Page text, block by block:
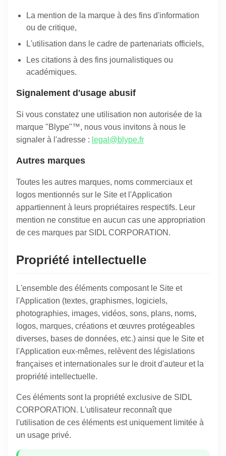
La mention de la marque à des fins d'information
ou de critique,
L'utilisation dans le cadre de partenariats officiels,
Les citations à des fins journalistiques ou
académiques.
Signalement d'usage abusif
Si vous constatez une utilisation non autorisée de la
marque "Blype"™, nous vous invitons à nous le
signaler à l'adresse : legal@blype.fr
Autres marques
Toutes les autres marques, noms commerciaux et
logos mentionnés sur le Site et l'Application
appartiennent à leurs propriétaires respectifs. Leur
mention ne constitue en aucun cas une appropriation
de ces marques par SIDL CORPORATION.
Propriété intellectuelle
L'ensemble des éléments composant le Site et
l'Application (textes, graphismes, logiciels,
photographies, images, vidéos, sons, plans, noms,
logos, marques, créations et œuvres protégeables
diverses, bases de données, etc.) ainsi que le Site et
l'Application eux-mêmes, relèvent des législations
françaises et internationales sur le droit d'auteur et la
propriété intellectuelle.
Ces éléments sont la propriété exclusive de SIDL
CORPORATION. L'utilisateur reconnaît que
l'utilisation de ces éléments est uniquement limitée à
un usage privé.